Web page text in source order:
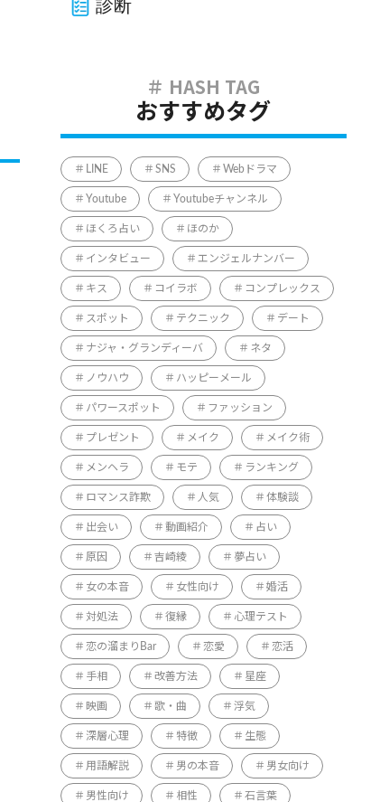
診断
おすすめタグ
LINE SNS Webドラマ
Youtube Youtubeチャンネル
ほくろ占い ほのか
インタビュー エンジェルナンバー
キス コイラボ コンプレックス
スポット テクニック デート
ナジャ・グランディーバ ネタ
ノウハウ ハッピーメール
パワースポット ファッション
プレゼント メイク メイク術
メンヘラ モテ ランキング
ロマンス詐欺 人気 体験談
出会い 動画紹介 占い
原因 吉崎綾 夢占い
女の本音 女性向け 婚活
対処法 復縁 心理テスト
恋の溜まりBar 恋愛 恋活
手相 改善方法 星座
映画 歌・曲 浮気
深層心理 特徴 生態
用語解説 男の本音 男女向け
男性向け 相性 石言葉